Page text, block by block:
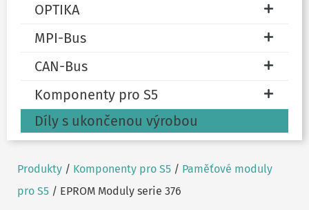
OPTIKA
MPI-Bus
CAN-Bus
Komponenty pro S5
Díly s ukončenou výrobou
Produkty / Komponenty pro S5 / Paměťové moduly
pro S5 / EPROM Moduly serie 376